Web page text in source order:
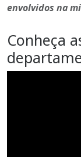
envolvidos na
Conheça